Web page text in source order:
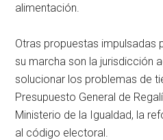
alimentación.
Otras propuestas impulsadas
su marcha son la jurisdicción
solucionar los problemas de
Presupuesto General de
Ministerio de la Igualdad, la
al código electoral.